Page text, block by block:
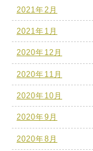
2021年2月
2021年1月
2020年12月
2020年11月
2020年10月
2020年9月
2020年8月